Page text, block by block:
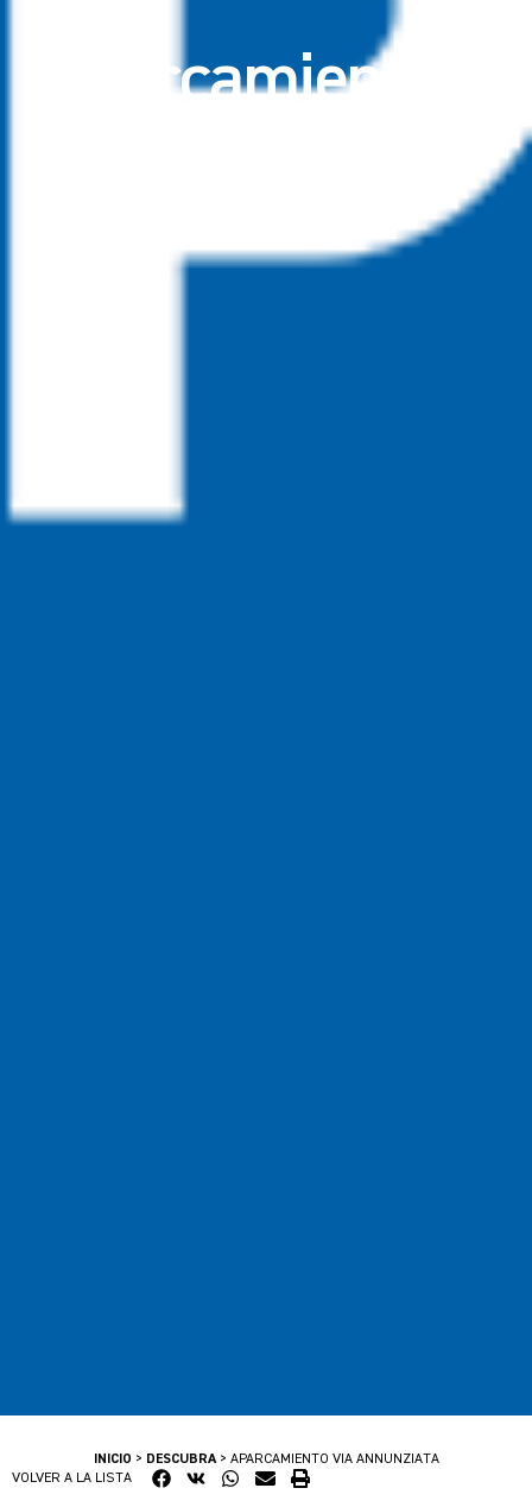
Aparcamiento
INICIO > DESCUBRA> APARCAMIENTO VIA ANNUNZIATA
VOLVER A LA LISTA